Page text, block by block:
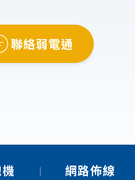
聯絡弱電通
網路佈線